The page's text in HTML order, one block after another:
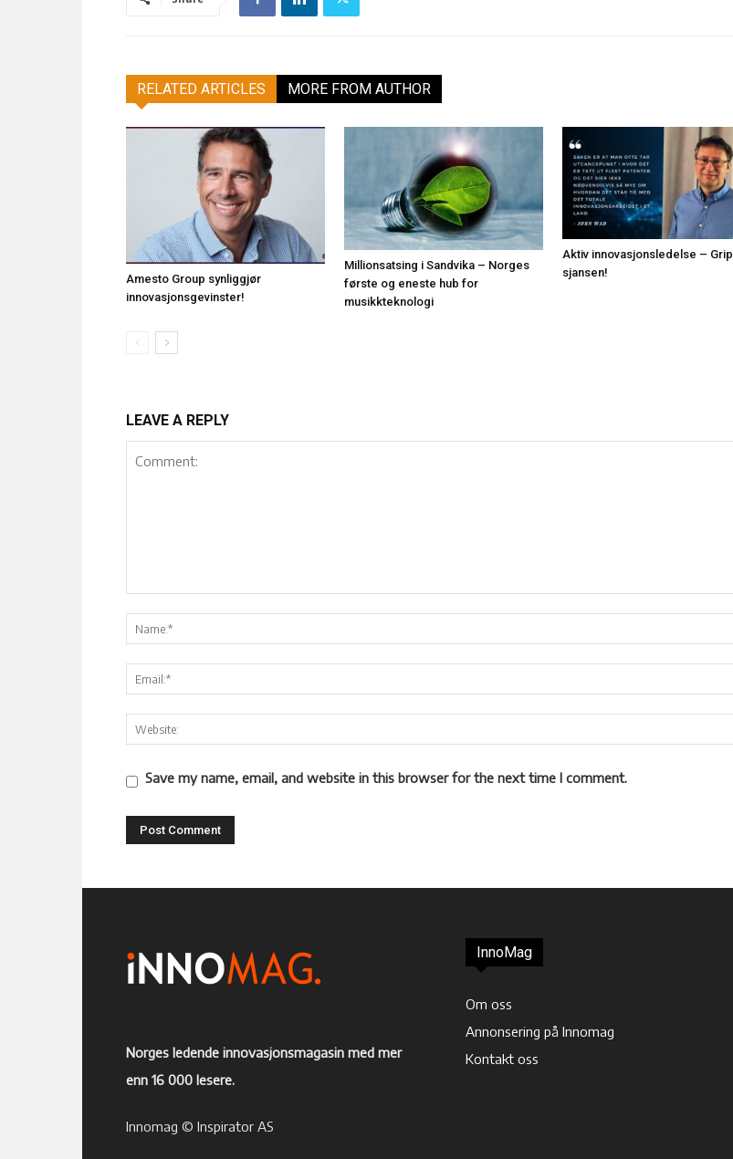
RELATED ARTICLES MORE FROM AUTHOR
Amesto Group synliggjør
innovasjonsgevinster!
Millionsatsing i Sandvika – Norges
første og eneste hub for
musikkteknologi
Aktiv innovasjonsledelse – Grip
sjansen!
LEAVE A REPLY
Save my name, email, and website in this browser for the next time I comment.
Norges ledende innovasjonsmagasin med mer
enn 16 000 lesere.
Innomag © Inspirator AS
InnoMag
Om oss
Annonsering på Innomag
Kontakt oss